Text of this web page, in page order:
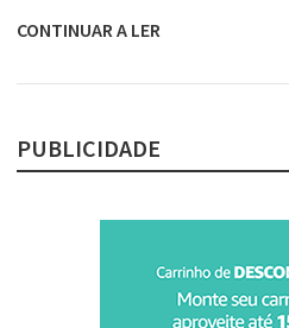
CONTINUAR A LER
PUBLICIDADE